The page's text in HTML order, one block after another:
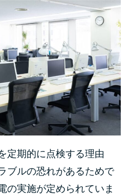
定期的に点検する理由
ブルの恐れがあるためで
の実施が定められていま